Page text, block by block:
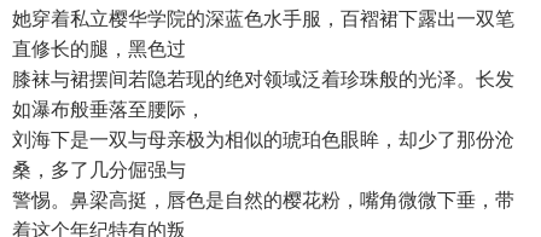
她穿着私立樱华学院的深蓝色水手服，百褶裙下露出一双笔
直修长的腿，黑色过
膝袜与裙摆间若隐若现的绝对领域泛着珍珠般的光泽。长发
如瀑布般垂落至腰际，
刘海下是一双与母亲极为相似的琥珀色眼眸，却少了那份沧
桑，多了几分倔强与
警惕。鼻梁高挺，唇色是自然的樱花粉，嘴角微微下垂，带
着这个年纪特有的叛